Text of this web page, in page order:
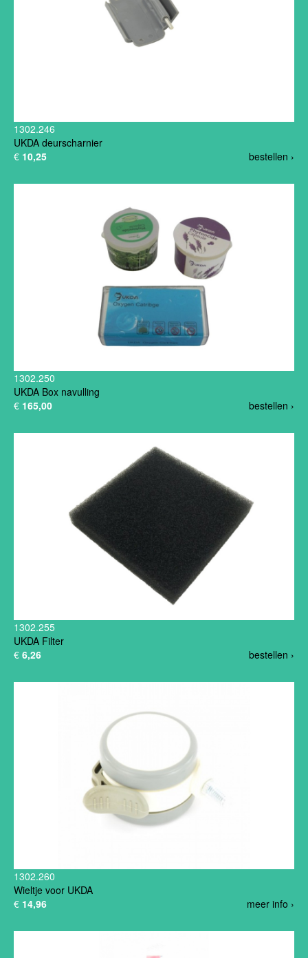
1302.246
UKDA deurscharnier
bestellen ›
€ 10,25
1302.250
UKDA Box navulling
bestellen ›
€ 165,00
1302.255
UKDA Filter
bestellen ›
€ 6,26
1302.260
Wieltje voor UKDA
meer info ›
€ 14,96